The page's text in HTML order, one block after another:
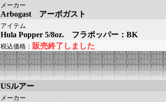
メーカー
Arbogast アーボガスト
アイテム
Hula Popper 5/8oz. フラポッパー：BK
税込価格： 販売終了しました
USルアー
メーカー